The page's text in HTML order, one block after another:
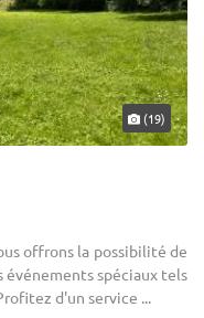
(19)
offrons la possibilité de
événements spéciaux tels
d'un service ...